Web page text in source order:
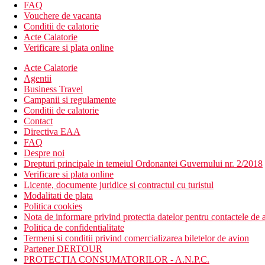
Camera de familie, Deluxe, Duplex, Swim-up: 1 dormitor
Divertisment
Programe zilnice de animatie, programe de divertisment de seara,
Mese
Ultra all inclusive
Mic dejun, pranz si cina tip bufet
Gustare
Gustari usoare in timpul zilei
Cafea de dupa-amiaza, ceai si desert
Bauturi alcoolice si nealcoolice de productie locala si
Plaja
Plaja cu nisip este situata chiar langa hotel
Sezlonguri si umbrele sunt oferite in mod gratuit
Oferta sportiva
Gratuit: 3 terenuri de tenis (iluminat contra cost), squash,
Contra cost: terenuri de tenis, bowling, antrenor de golf,
Stravovanie
FAQ
Vouchere de vacanta
Conditii de calatorie
Acte Calatorie
Verificare si plata online
Acte Calatorie
Agentii
Business Travel
Campanii si regulamente
Conditii de calatorie
Contact
Directiva EAA
FAQ
Despre noi
Drepturi principale in temeiul Ordonantei Guvernului nr. 2/2018
Verificare si plata online
Licente, documente juridice si contractul cu turistul
Modalitati de plata
Politica cookies
Nota de informare privind protectia datelor pentru contactele de
Politica de confidentialitate
Termeni si conditii privind comercializarea biletelor de avion
Partener DERTOUR
PROTECTIA CONSUMATORILOR - A.N.P.C.